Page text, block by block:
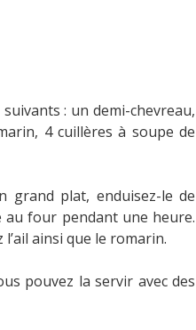
: un demi-chevreau,
4 cuillères à soupe de
grand plat, enduisez-le de
au four pendant une heure.
ainsi que le romarin.
pouvez la servir avec des